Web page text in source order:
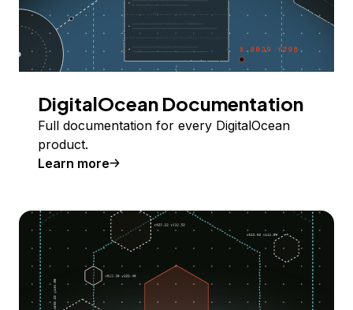
DigitalOcean Documentation
Full documentation for every DigitalOcean
product.
Learn more